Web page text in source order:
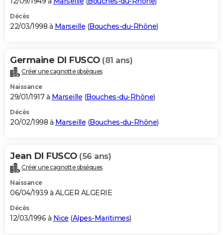
Décès
22/03/1998 à Marseille (Bouches-du-Rhône)
Germaine DI FUSCO (81 ans)
Créer une cagnotte obsèques
Naissance
29/01/1917 à Marseille (Bouches-du-Rhône)
Décès
20/02/1998 à Marseille (Bouches-du-Rhône)
Jean DI FUSCO (56 ans)
Créer une cagnotte obsèques
Naissance
06/04/1939 à ALGER ALGERIE
Décès
12/03/1996 à Nice (Alpes-Maritimes)